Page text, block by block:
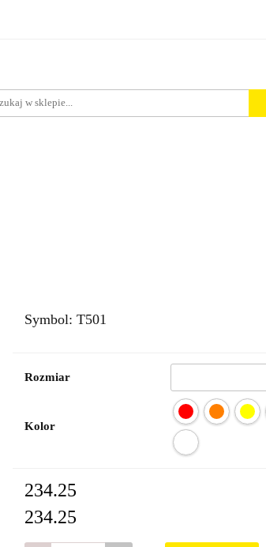
Symbol: T501
Rozmiar
Kolor
234.25
234.25